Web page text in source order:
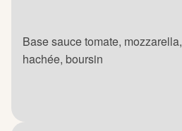
Base sauce tomate,
hachée, boursin